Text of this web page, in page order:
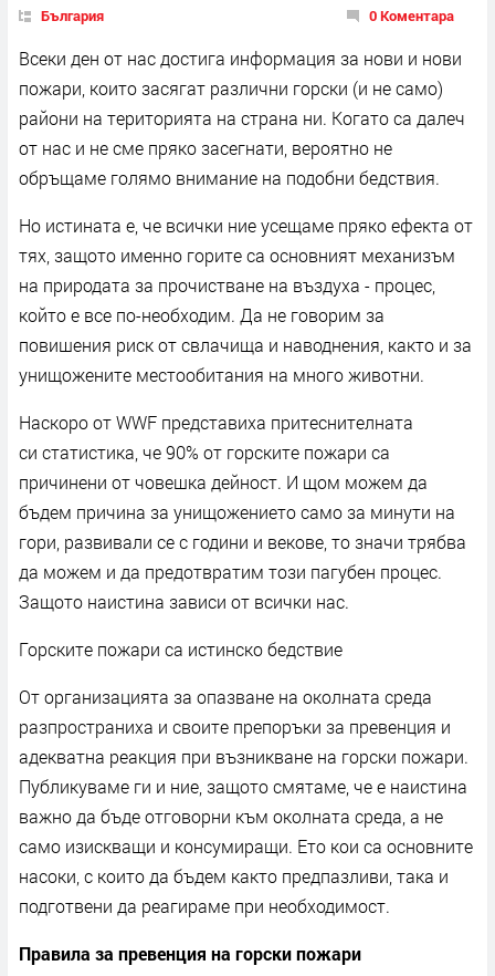
България 0 Коментара
Всеки ден от нас достига информация за нови и нови
пожари, които засягат различни горски (и не само)
райони на територията на страна ни. Когато са далеч
от нас и не сме пряко засегнати, вероятно не
обръщаме голямо внимание на подобни бедствия.
Но истината е, че всички ние усещаме пряко ефекта от
тях, защото именно горите са основният механизъм
на природата за прочистване на въздуха - процес,
който е все по-необходим. Да не говорим за
повишения риск от свлачища и наводнения, както и за
унищожените местообитания на много животни.
Наскоро от WWF представиха притеснителната
си статистика, че 90% от горските пожари са
причинени от човешка дейност. И щом можем да
бъдем причина за унищожението само за минути на
гори, развивали се с години и векове, то значи трябва
да можем и да предотвратим този пагубен процес.
Защото наистина зависи от всички нас.
Горските пожари са истинско бедствие
От организацията за опазване на околната среда
разпространиха и своите препоръки за превенция и
адекватна реакция при възникване на горски пожари.
Публикуваме ги и ние, защото смятаме, че е наистина
важно да бъде отговорни към околната среда, а не
само изискващи и консумиращи. Ето кои са основните
насоки, с които да бъдем както предпазливи, така и
подготвени да реагираме при необходимост.
Правила за превенция на горски пожари